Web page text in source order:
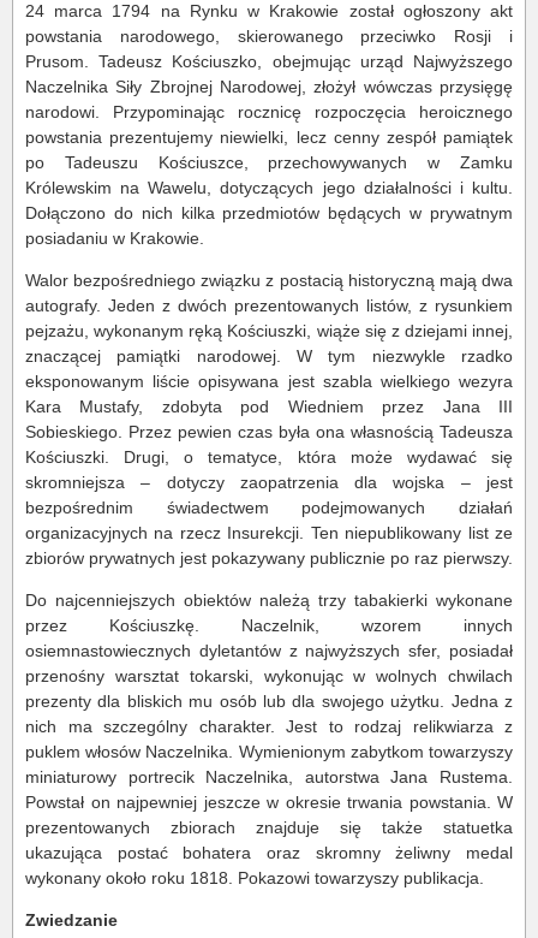
24 marca 1794 na Rynku w Krakowie został ogłoszony akt
powstania narodowego, skierowanego przeciwko Rosji i
Prusom. Tadeusz Kościuszko, obejmując urząd Najwyższego
Naczelnika Siły Zbrojnej Narodowej, złożył wówczas przysięgę
narodowi. Przypominając rocznicę rozpoczęcia heroicznego
powstania prezentujemy niewielki, lecz cenny zespół pamiątek
po Tadeuszu Kościuszce, przechowywanych w Zamku
Królewskim na Wawelu, dotyczących jego działalności i kultu.
Dołączono do nich kilka przedmiotów będących w prywatnym
posiadaniu w Krakowie.
Walor bezpośredniego związku z postacią historyczną mają dwa
autografy. Jeden z dwóch prezentowanych listów, z rysunkiem
pejzażu, wykonanym ręką Kościuszki, wiąże się z dziejami innej,
znaczącej pamiątki narodowej. W tym niezwykle rzadko
eksponowanym liście opisywana jest szabla wielkiego wezyra
Kara Mustafy, zdobyta pod Wiedniem przez Jana III
Sobieskiego. Przez pewien czas była ona własnością Tadeusza
Kościuszki. Drugi, o tematyce, która może wydawać się
skromniejsza – dotyczy zaopatrzenia dla wojska – jest
bezpośrednim świadectwem podejmowanych działań
organizacyjnych na rzecz Insurekcji. Ten niepublikowany list ze
zbiorów prywatnych jest pokazywany publicznie po raz pierwszy.
Do najcenniejszych obiektów należą trzy tabakierki wykonane
przez Kościuszkę. Naczelnik, wzorem innych
osiemnastowiecznych dyletantów z najwyższych sfer, posiadał
przenośny warsztat tokarski, wykonując w wolnych chwilach
prezenty dla bliskich mu osób lub dla swojego użytku. Jedna z
nich ma szczególny charakter. Jest to rodzaj relikwiarza z
puklem włosów Naczelnika. Wymienionym zabytkom towarzyszy
miniaturowy portrecik Naczelnika, autorstwa Jana Rustema.
Powstał on najpewniej jeszcze w okresie trwania powstania. W
prezentowanych zbiorach znajduje się także statuetka
ukazująca postać bohatera oraz skromny żeliwny medal
wykonany około roku 1818. Pokazowi towarzyszy publikacja.
Zwiedzanie